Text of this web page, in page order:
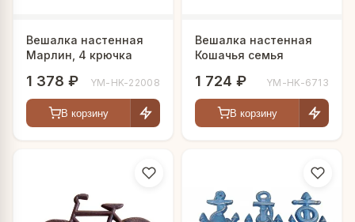
Вешалка настенная
Марлин, 4 крючка
1 378 ₽ YM-HK-22008
В корзину
Вешалка настенная
Кошачья семья
1 724 ₽ YM-HK-6713
В корзину